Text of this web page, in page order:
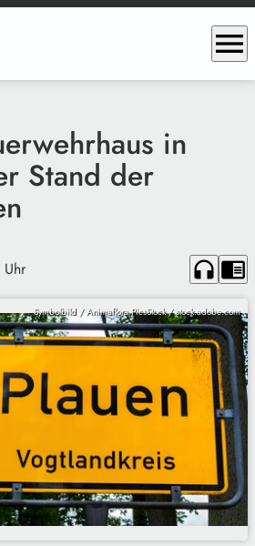
menu
in
Stand der
Uhr headphones chrome_reader_mode
Symbolbild / Animaflora PicsStock / stock.adobe.com